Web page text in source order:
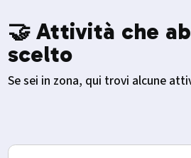
🤝 Attività che
scelto
Se sei in zona, qui trovi alcune